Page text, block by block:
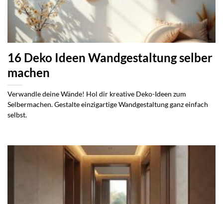
16 Deko Ideen Wandgestaltung selber
machen
Verwandle deine Wände! Hol dir kreative Deko-Ideen zum
Selbermachen. Gestalte einzigartige Wandgestaltung ganz einfach
selbst.